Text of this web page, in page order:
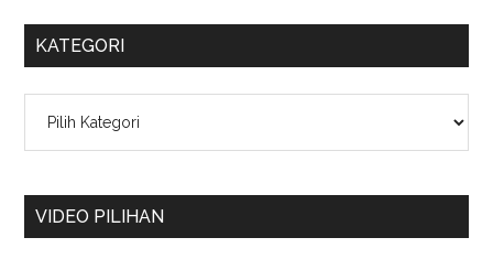
KATEGORI
VIDEO PILIHAN